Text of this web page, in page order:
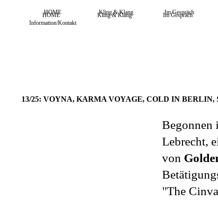
HOME Kling & Klang
Im Gespräch
Information/Kontakt
HOME Kling & Klang Im Gespräch
13/25: VOYNA, KARMA VOYAGE, COLD IN
Begonnen
Lebrecht,
von
"The